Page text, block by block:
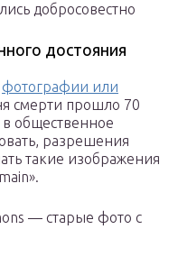
добросовестно
достояния
фотографии или
смерти прошло 70
в общественное
разрешения
такие изображения
— старые фото с